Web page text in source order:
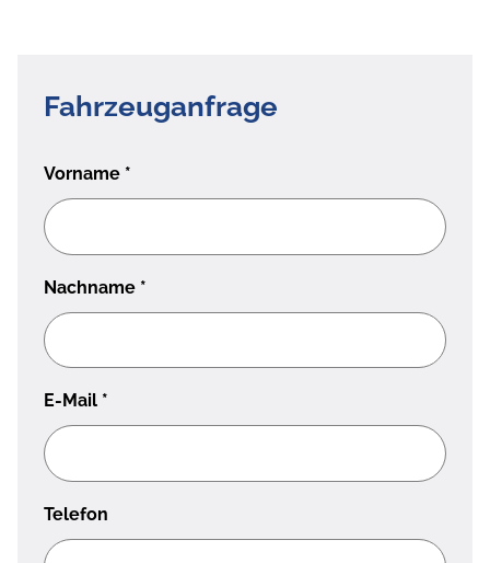
Fahrzeuganfrage
Vorname *
Nachname *
E-Mail *
Telefon